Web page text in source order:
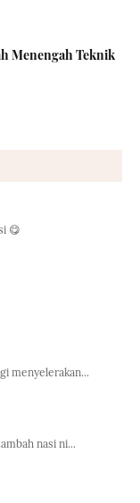
Menengah Teknik
😋
menyelerakan...
nasi ni...